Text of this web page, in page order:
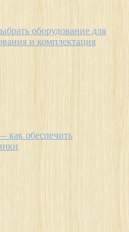
оборудование для
и комплектация
как обеспечить